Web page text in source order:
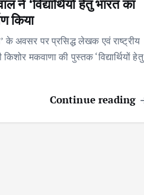
ने ‘विद्यार्थियों हेतु भारत का
किया
के अवसर पर प्रसिद्ध लेखक एवं राष्ट्रीय
मकवाणा की पुस्तक ‘विद्यार्थियों हेतु
Continue reading